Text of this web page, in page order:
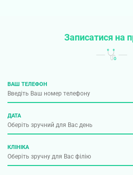
Записатися на
ВАШ ТЕЛЕФОН
ДАТА
КЛІНІКА